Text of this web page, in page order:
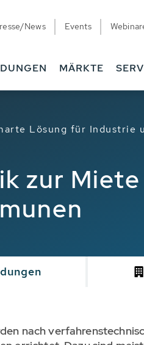
News Events
MÄRKTE
Lösung für Industrie
zur
nach